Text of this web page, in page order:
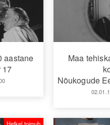
aastane
17
Maa
Nõukogude